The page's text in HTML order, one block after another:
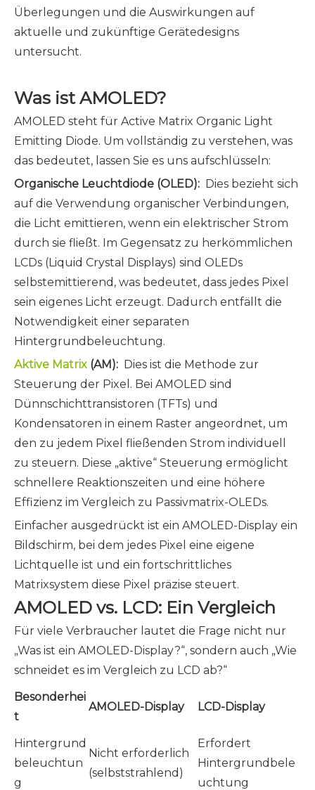
Überlegungen und die Auswirkungen auf
aktuelle und zukünftige Gerätedesigns
untersucht.
Was ist AMOLED?
AMOLED steht für Active Matrix Organic Light
Emitting Diode. Um vollständig zu verstehen, was
das bedeutet, lassen Sie es uns aufschlüsseln:
Organische Leuchtdiode (OLED): Dies bezieht sich
auf die Verwendung organischer Verbindungen,
die Licht emittieren, wenn ein elektrischer Strom
durch sie fließt. Im Gegensatz zu herkömmlichen
LCDs (Liquid Crystal Displays) sind OLEDs
selbstemittierend, was bedeutet, dass jedes Pixel
sein eigenes Licht erzeugt. Dadurch entfällt die
Notwendigkeit einer separaten
Hintergrundbeleuchtung.
Aktive Matrix (AM): Dies ist die Methode zur
Steuerung der Pixel. Bei AMOLED sind
Dünnschichttransistoren (TFTs) und
Kondensatoren in einem Raster angeordnet, um
den zu jedem Pixel fließenden Strom individuell
zu steuern. Diese „aktive“ Steuerung ermöglicht
schnellere Reaktionszeiten und eine höhere
Effizienz im Vergleich zu Passivmatrix-OLEDs.
Einfacher ausgedrückt ist ein AMOLED-Display ein
Bildschirm, bei dem jedes Pixel eine eigene
Lichtquelle ist und ein fortschrittliches
Matrixsystem diese Pixel präzise steuert.
AMOLED vs. LCD: Ein Vergleich
Für viele Verbraucher lautet die Frage nicht nur
„Was ist ein AMOLED-Display?“, sondern auch „Wie
schneidet es im Vergleich zu LCD ab?“
Besonderhei
t
AMOLED-Display LCD-Display
Hintergrund
beleuchtun
g
Nicht erforderlich
(selbststrahlend)
Erfordert
Hintergrundbele
uchtung